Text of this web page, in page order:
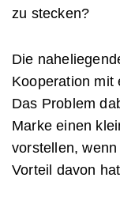
zu stecken?
Die
Kooperation mit
Das Problem
Marke einen
vorstellen,
Vorteil davon